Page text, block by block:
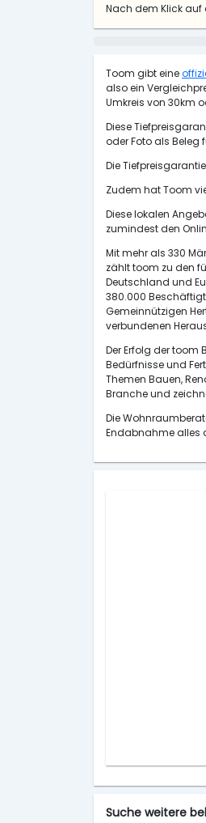
Nach dem Klick
Toom gibt eine
also ein
Umkreis von 30km
Diese
oder Foto als Beleg
Die
Zudem hat Toom
Diese lokalen
zumindest den
Mit mehr als 330
zählt toom zu den
Deutschland und
380.000
Gemeinnützigen
verbundenen
Der Erfolg der
Bedürfnisse und
Themen Bauen,
Branche und
Die
Endabnahme alles
Suche weitere